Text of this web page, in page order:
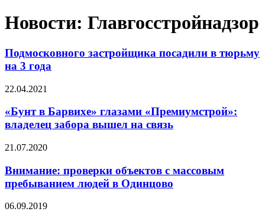
Новости: Главгосстройнадзор
Подмосковного застройщика посадили в тюрьму
на 3 года
22.04.2021
«Бунт в Барвихе» глазами «Премиумстрой»:
владелец забора вышел на связь
21.07.2020
Внимание: проверки объектов с массовым
пребыванием людей в Одинцово
06.09.2019